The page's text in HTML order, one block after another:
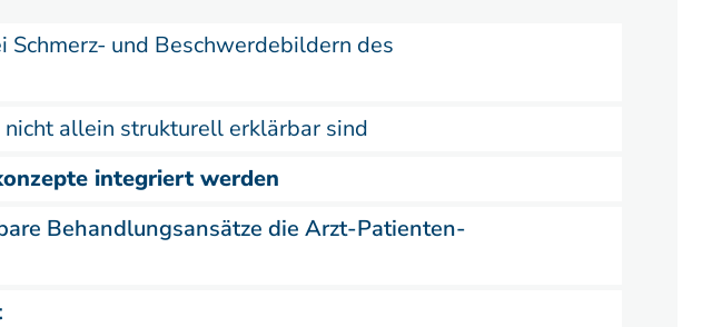
Schmerz- und Beschwerdebildern des
allein strukturell erklärbar sind
integriert werden
Behandlungsansätze die Arzt-Patienten-